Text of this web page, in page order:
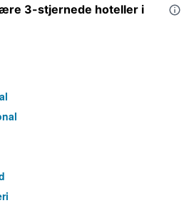
3-stjernede hoteller i